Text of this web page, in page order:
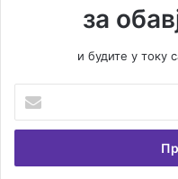
за
и будите у
Вашу
емаил